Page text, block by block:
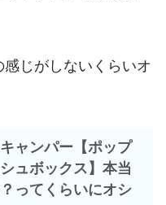
じがしないくらいオ
ャンパー【ポップ
ュボックス】本当
ってくらいにオシ